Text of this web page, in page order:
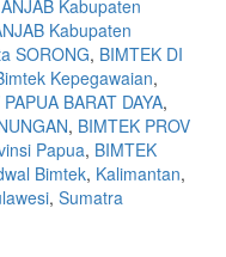
Kabupaten
Kabupaten
SORONG, BIMTEK DI
Kepegawaian,
BARAT DAYA,
, BIMTEK PROV
Papua, BIMTEK
Bimtek, Kalimantan,
, Sumatra